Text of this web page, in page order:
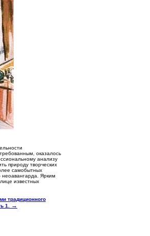
оказалось
анализу
природу творческих
самобытных
неоавангарда. Ярким
известных
традиционного
1.
→